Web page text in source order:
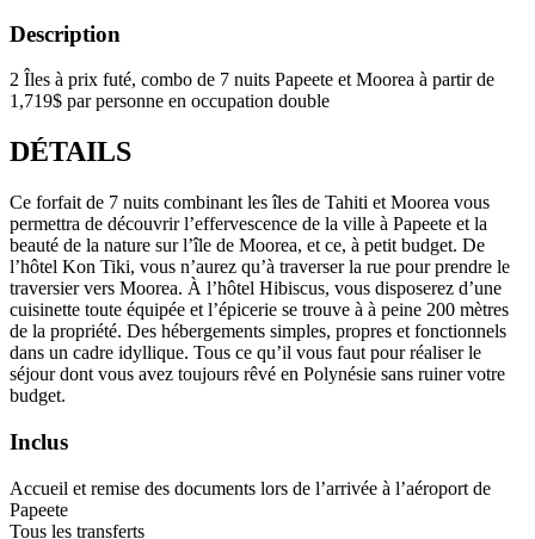
Description
2 Îles à prix futé, combo de 7 nuits Papeete et Moorea à partir de
1,719$ par personne en occupation double
DÉTAILS
Ce forfait de 7 nuits combinant les îles de Tahiti et Moorea vous
permettra de découvrir l’effervescence de la ville à Papeete et la
beauté de la nature sur l’île de Moorea, et ce, à petit budget. De
l’hôtel Kon Tiki, vous n’aurez qu’à traverser la rue pour prendre le
traversier vers Moorea. À l’hôtel Hibiscus, vous disposerez d’une
cuisinette toute équipée et l’épicerie se trouve à à peine 200 mètres
de la propriété. Des hébergements simples, propres et fonctionnels
dans un cadre idyllique. Tous ce qu’il vous faut pour réaliser le
séjour dont vous avez toujours rêvé en Polynésie sans ruiner votre
budget.
Inclus
Accueil et remise des documents lors de l’arrivée à l’aéroport de
Papeete
Tous les transferts